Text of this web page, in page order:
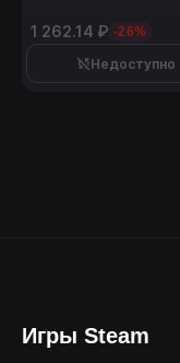
1 262.14 ₽ -26%
Недоступно
Игры Steam